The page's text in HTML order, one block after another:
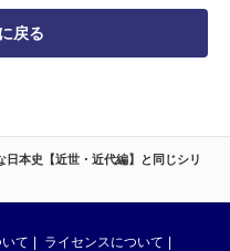
本史【近世・近代編】と同じシリ
戻る
て
ライセンスについて